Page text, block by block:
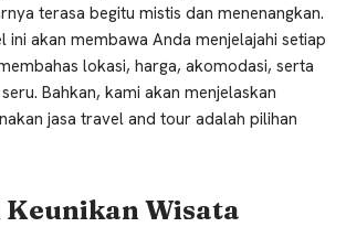
terasa begitu mistis dan menenangkan.
ini akan membawa Anda menjelajahi setiap
lokasi, harga, akomodasi, serta
Bahkan, kami akan menjelaskan
jasa travel and tour adalah pilihan
Keunikan Wisata